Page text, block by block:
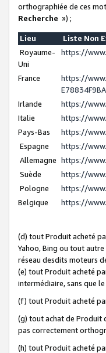
orthographiée de ces
Recherche ») ;
Lieu
Liste Non
Royaume-
Uni
https://
France
https://
Irlande
https://
Italie
https://
Pays-Bas
https://
Espagne
https://
Allemagne https://
Suède
https://
Pologne
https://
Belgique
https://
(d) tout Produit acheté
Yahoo, Bing ou tout
réseau desdits moteurs
(e) tout Produit acheté
intermédiaire, sans que
(f) tout Produit acheté
(g) tout achat de Produit
pas correctement
(h) tout Produit acheté